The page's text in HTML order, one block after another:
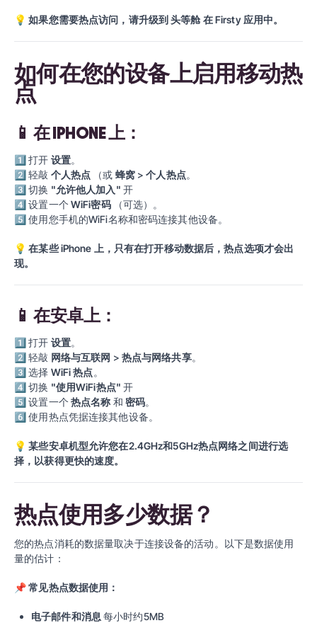
💡 如果您需要热点访问，请升级到头等舱 在 Firsty 应用中。
如何在您的设备上启用移动热
点
📱 在 IPHONE 上：
1⃣ 打开 设置。
2⃣ 轻敲 个人热点 （或 蜂窝>个人热点。
3⃣ 切换 "允许他人加入" 开
4⃣ 设置一个 WiFi密码（可选）。
5⃣ 使用您手机的WiFi名称和密码连接其他设备。
💡 在某些 iPhone 上，只有在打开移动数据后，热点选项才会出
现。
📱 在安卓上：
1⃣ 打开 设置。
2⃣ 轻敲 网络与互联网 > 热点与网络共享。
3⃣ 选择 WiFi 热点。
4⃣ 切换 "使用WiFi热点" 开
5⃣ 设置一个 热点名称 和 密码。
6⃣ 使用热点凭据连接其他设备。
💡 某些安卓机型允许您在2.4GHz和5GHz热点网络之间进行选
择，以获得更快的速度。
热点使用多少数据？
您的热点消耗的数据量取决于连接设备的活动。以下是数据使用
量的估计：
📌常见热点数据使用：
电子邮件和消息 每小时约5MB